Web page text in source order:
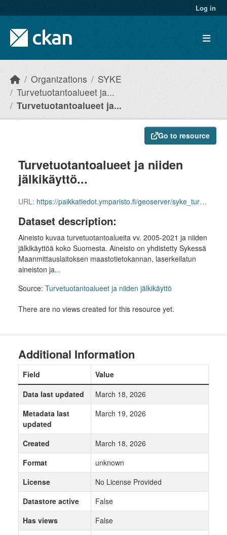
Log in
Organizations
SYKE
Turvetuotantoalueet ja...
Turvetuotantoalueet ja...
Go to resource
Turvetuotantoalueet ja niiden
jälkikäyttö...
URL: https://paikkatiedot.ymparisto.fi/geoserver/syke_turvetuotantoalueetjajalkikaytto/wfs
Dataset description:
Aineisto kuvaa turvetuotantoalueita vv. 2005-2021 ja niiden
jälkikäyttöä koko Suomesta. Aineisto on yhdistetty Sykessä
Maanmittauslaitoksen maastotietokannan, laserkeilatun
aineiston ja...
Source: Turvetuotantoalueet ja niiden jälkikäyttö
There are no views created for this resource yet.
Additional Information
Field
Value
Data last updated
March 18, 2026
Metadata last
updated
March 19, 2026
Created
March 18, 2026
Format
unknown
License
No License Provided
Datastore active
False
Has views
False